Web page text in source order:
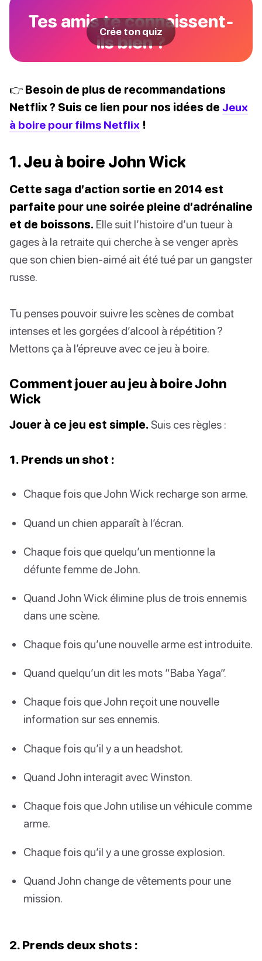
Tes amis te connaissent-
ils bien ?
Crée ton quiz
👉 Besoin de plus de recommandations
Netflix ? Suis ce lien pour nos idées de Jeux
à boire pour films Netflix !
1. Jeu à boire John Wick
Cette saga d’action sortie en 2014 est
parfaite pour une soirée pleine d’adrénaline
et de boissons. Elle suit l’histoire d’un tueur à
gages à la retraite qui cherche à se venger après
que son chien bien-aimé ait été tué par un gangster
russe.
Tu penses pouvoir suivre les scènes de combat
intenses et les gorgées d’alcool à répétition ?
Mettons ça à l’épreuve avec ce jeu à boire.
Comment jouer au jeu à boire John
Wick
Jouer à ce jeu est simple. Suis ces règles :
1. Prends un shot :
Chaque fois que John Wick recharge son arme.
Quand un chien apparaît à l’écran.
Chaque fois que quelqu’un mentionne la
défunte femme de John.
Quand John Wick élimine plus de trois ennemis
dans une scène.
Chaque fois qu’une nouvelle arme est introduite.
Quand quelqu’un dit les mots “Baba Yaga”.
Chaque fois que John reçoit une nouvelle
information sur ses ennemis.
Chaque fois qu’il y a un headshot.
Quand John interagit avec Winston.
Chaque fois que John utilise un véhicule comme
arme.
Chaque fois qu’il y a une grosse explosion.
Quand John change de vêtements pour une
mission.
2. Prends deux shots :